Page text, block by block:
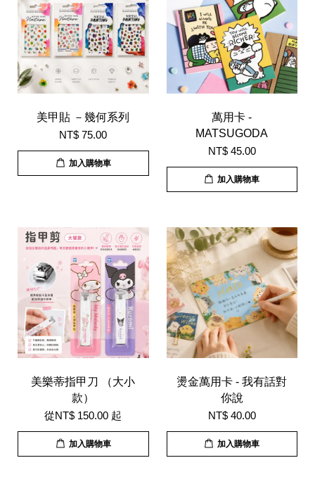
美甲貼 －幾何系列
NT$ 75.00
加入購物車
萬用卡 -
MATSUGODA
NT$ 45.00
加入購物車
美樂蒂指甲刀 （大小
款）
從NT$ 150.00 起
加入購物車
燙金萬用卡 - 我有話對
你說
NT$ 40.00
加入購物車